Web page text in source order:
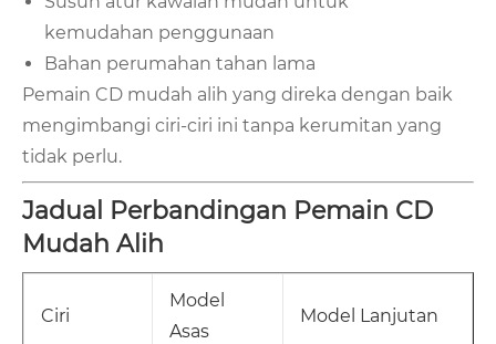
kemudahan penggunaan
Bahan perumahan tahan lama
Pemain CD mudah alih yang direka dengan baik
mengimbangi ciri-ciri ini tanpa kerumitan yang
tidak perlu.
Jadual Perbandingan Pemain CD
Mudah Alih
Ciri
Model
Asas
Model Lanjutan